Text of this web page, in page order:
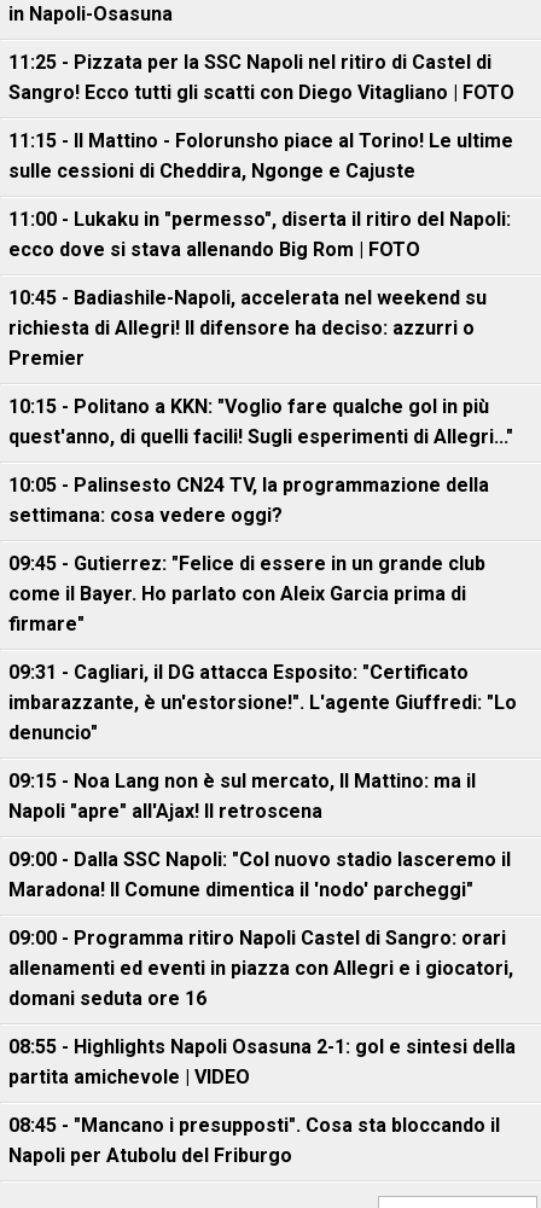
in Napoli-Osasuna
11:25 - Pizzata per la SSC Napoli nel ritiro di Castel di
Sangro! Ecco tutti gli scatti con Diego Vitagliano | FOTO
11:15 - Il Mattino - Folorunsho piace al Torino! Le ultime
sulle cessioni di Cheddira, Ngonge e Cajuste
11:00 - Lukaku in "permesso", diserta il ritiro del Napoli:
ecco dove si stava allenando Big Rom | FOTO
10:45 - Badiashile-Napoli, accelerata nel weekend su
richiesta di Allegri! Il difensore ha deciso: azzurri o
Premier
10:15 - Politano a KKN: "Voglio fare qualche gol in più
quest'anno, di quelli facili! Sugli esperimenti di Allegri..."
10:05 - Palinsesto CN24 TV, la programmazione della
settimana: cosa vedere oggi?
09:45 - Gutierrez: "Felice di essere in un grande club
come il Bayer. Ho parlato con Aleix Garcia prima di
firmare"
09:31 - Cagliari, il DG attacca Esposito: "Certificato
imbarazzante, è un'estorsione!". L'agente Giuffredi: "Lo
denuncio"
09:15 - Noa Lang non è sul mercato, Il Mattino: ma il
Napoli "apre" all'Ajax! Il retroscena
09:00 - Dalla SSC Napoli: "Col nuovo stadio lasceremo il
Maradona! Il Comune dimentica il 'nodo' parcheggi"
09:00 - Programma ritiro Napoli Castel di Sangro: orari
allenamenti ed eventi in piazza con Allegri e i giocatori,
domani seduta ore 16
08:55 - Highlights Napoli Osasuna 2-1: gol e sintesi della
partita amichevole | VIDEO
08:45 - "Mancano i presupposti". Cosa sta bloccando il
Napoli per Atubolu del Friburgo